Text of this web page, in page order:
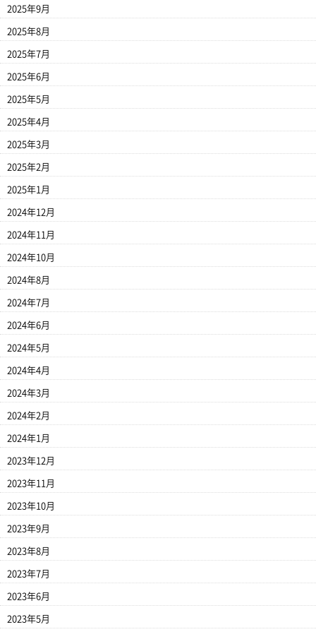
2025年9月
2025年8月
2025年7月
2025年6月
2025年5月
2025年4月
2025年3月
2025年2月
2025年1月
2024年12月
2024年11月
2024年10月
2024年8月
2024年7月
2024年6月
2024年5月
2024年4月
2024年3月
2024年2月
2024年1月
2023年12月
2023年11月
2023年10月
2023年9月
2023年8月
2023年7月
2023年6月
2023年5月